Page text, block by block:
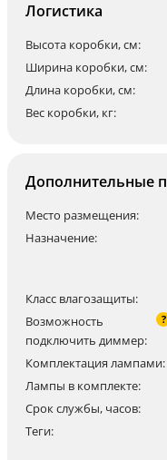
Логистика
Высота коробки, см:
Ширина коробки, см:
Длина коробки, см:
Вес коробки, кг:
Дополнительные
Место размещения:
Назначение:
Класс влагозащиты:
Возможность
подключить диммер:
?
Комплектация лампами:
Лампы в комплекте:
Срок службы, часов:
Теги: